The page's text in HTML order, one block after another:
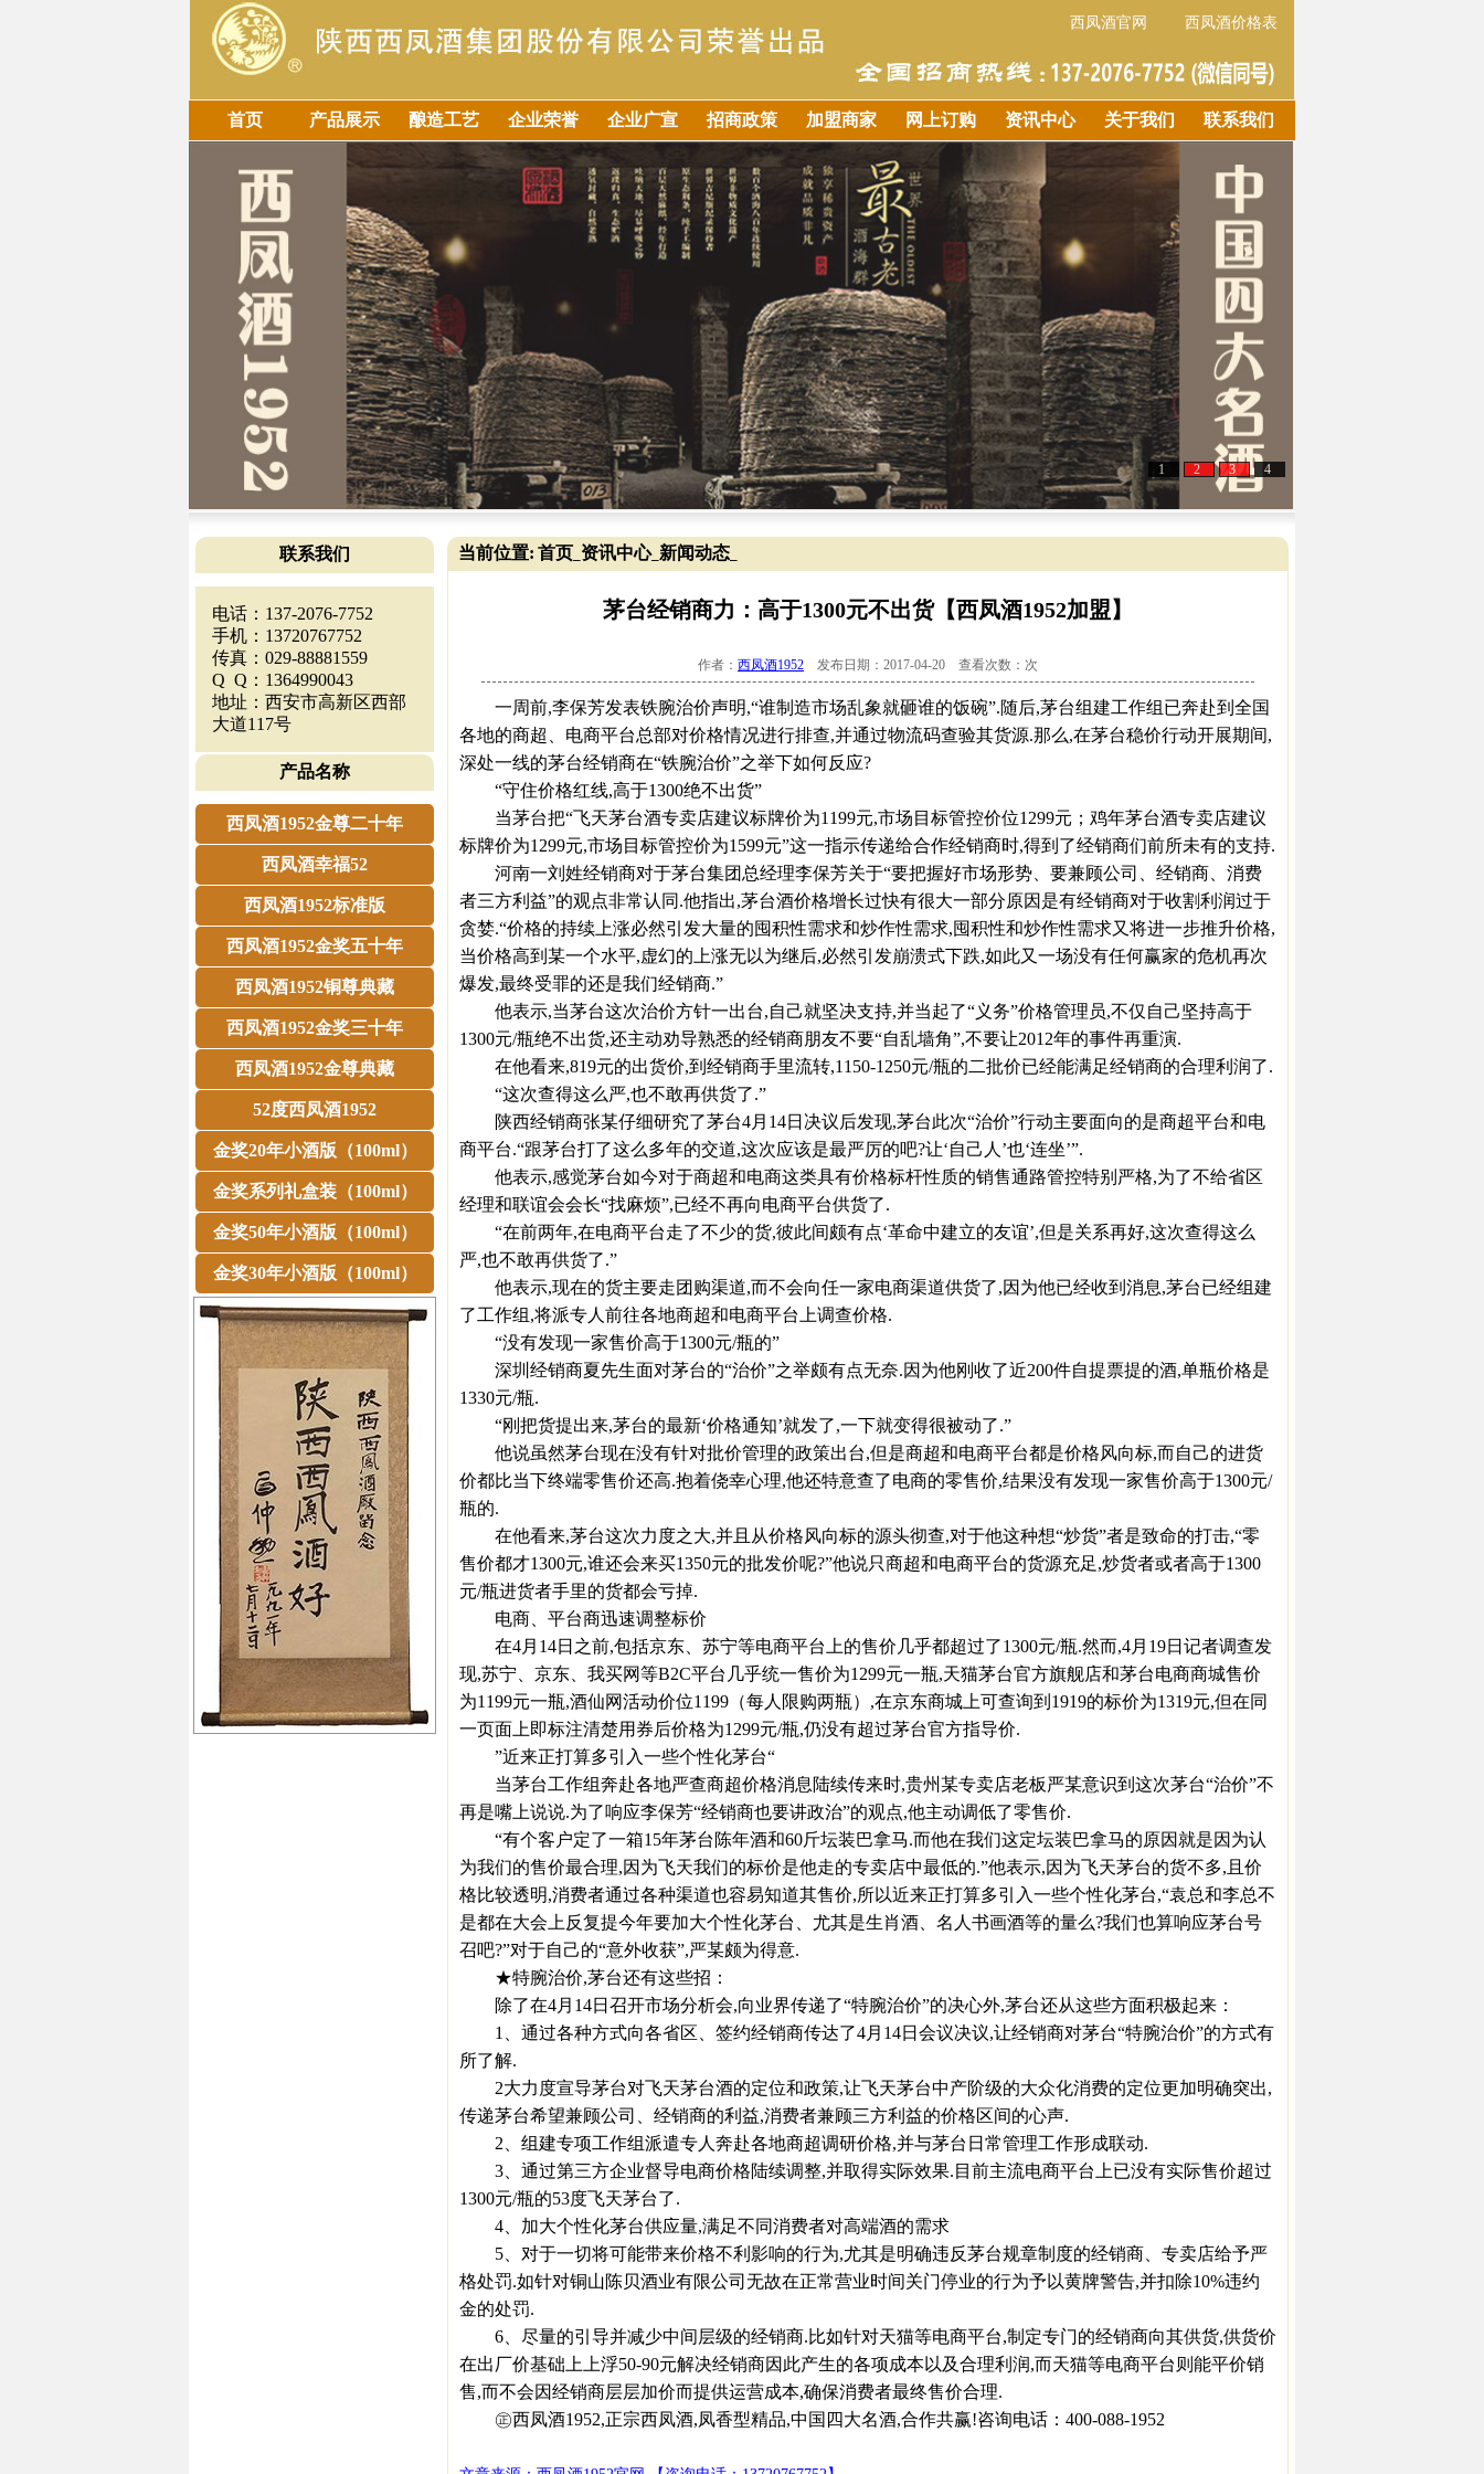
西凤酒官网 西凤酒价格表
首页 产品展示 酿造工艺 企业荣誉 企业广宣 招商政策 加盟商家 网上订购 资讯中心 关于我们 联系我们
1 2 3 4
联系我们
电话：137-2076-7752
手机：13720767752
传真：029-88881559
Q Q：1364990043
地址：西安市高新区西部
大道117号
产品名称
西凤酒1952金尊二十年
西凤酒幸福52
西凤酒1952标准版
西凤酒1952金奖五十年
西凤酒1952铜尊典藏
西凤酒1952金奖三十年
西凤酒1952金尊典藏
52度西凤酒1952
金奖20年小酒版（100ml）
金奖系列礼盒装（100ml）
金奖50年小酒版（100ml）
金奖30年小酒版（100ml）
当前位置: 首页 资讯中心_ 新闻动态
茅台经销商力：高于1300元不出货【西凤酒1952加盟】
作者： 西凤酒1952 发布日期：2017-04-20 查看次数： 次
一周前,李保芳发表铁腕治价声明,“谁制造市场乱象就砸谁的饭碗”.随后,茅台组建工作组已奔赴到全国
各地的商超、电商平台总部对价格情况进行排查,并通过物流码查验其货源.那么,在茅台稳价行动开展期间,
深处一线的茅台经销商在“铁腕治价”之举下如何反应?
“守住价格红线,高于1300绝不出货”
当茅台把“飞天茅台酒专卖店建议标牌价为1199元,市场目标管控价位1299元；鸡年茅台酒专卖店建议
标牌价为1299元,市场目标管控价为1599元”这一指示传递给合作经销商时,得到了经销商们前所未有的支持.
河南一刘姓经销商对于茅台集团总经理李保芳关于“要把握好市场形势、要兼顾公司、经销商、消费
者三方利益”的观点非常认同.他指出,茅台酒价格增长过快有很大一部分原因是有经销商对于收割利润过于
贪婪.“价格的持续上涨必然引发大量的囤积性需求和炒作性需求,囤积性和炒作性需求又将进一步推升价格,
当价格高到某一个水平,虚幻的上涨无以为继后,必然引发崩溃式下跌,如此又一场没有任何赢家的危机再次
爆发,最终受罪的还是我们经销商.”
他表示,当茅台这次治价方针一出台,自己就坚决支持,并当起了“义务”价格管理员,不仅自己坚持高于
1300元/瓶绝不出货,还主动劝导熟悉的经销商朋友不要“自乱墙角”,不要让2012年的事件再重演.
在他看来,819元的出货价,到经销商手里流转,1150-1250元/瓶的二批价已经能满足经销商的合理利润了.
“这次查得这么严,也不敢再供货了.”
陕西经销商张某仔细研究了茅台4月14日决议后发现,茅台此次“治价”行动主要面向的是商超平台和电
商平台.“跟茅台打了这么多年的交道,这次应该是最严厉的吧?让‘自己人’也‘连坐’”.
他表示,感觉茅台如今对于商超和电商这类具有价格标杆性质的销售通路管控特别严格,为了不给省区
经理和联谊会会长“找麻烦”,已经不再向电商平台供货了.
“在前两年,在电商平台走了不少的货,彼此间颇有点‘革命中建立的友谊’,但是关系再好,这次查得这么
严,也不敢再供货了.”
他表示,现在的货主要走团购渠道,而不会向任一家电商渠道供货了,因为他已经收到消息,茅台已经组建
了工作组,将派专人前往各地商超和电商平台上调查价格.
“没有发现一家售价高于1300元/瓶的”
深圳经销商夏先生面对茅台的“治价”之举颇有点无奈.因为他刚收了近200件自提票提的酒,单瓶价格是
1330元/瓶.
“刚把货提出来,茅台的最新‘价格通知’就发了,一下就变得很被动了.”
他说虽然茅台现在没有针对批价管理的政策出台,但是商超和电商平台都是价格风向标,而自己的进货
价都比当下终端零售价还高.抱着侥幸心理,他还特意查了电商的零售价,结果没有发现一家售价高于1300元/
瓶的.
在他看来,茅台这次力度之大,并且从价格风向标的源头彻查,对于他这种想“炒货”者是致命的打击,“零
售价都才1300元,谁还会来买1350元的批发价呢?”他说只商超和电商平台的货源充足,炒货者或者高于1300
元/瓶进货者手里的货都会亏掉.
电商、平台商迅速调整标价
在4月14日之前,包括京东、苏宁等电商平台上的售价几乎都超过了1300元/瓶.然而,4月19日记者调查发
现,苏宁、京东、我买网等B2C平台几乎统一售价为1299元一瓶,天猫茅台官方旗舰店和茅台电商商城售价
为1199元一瓶,酒仙网活动价位1199（每人限购两瓶）,在京东商城上可查询到1919的标价为1319元,但在同
一页面上即标注清楚用券后价格为1299元/瓶,仍没有超过茅台官方指导价.
”近来正打算多引入一些个性化茅台“
当茅台工作组奔赴各地严查商超价格消息陆续传来时,贵州某专卖店老板严某意识到这次茅台“治价”不
再是嘴上说说.为了响应李保芳“经销商也要讲政治”的观点,他主动调低了零售价.
“有个客户定了一箱15年茅台陈年酒和60斤坛装巴拿马.而他在我们这定坛装巴拿马的原因就是因为认
为我们的售价最合理,因为飞天我们的标价是他走的专卖店中最低的.”他表示,因为飞天茅台的货不多,且价
格比较透明,消费者通过各种渠道也容易知道其售价,所以近来正打算多引入一些个性化茅台,“袁总和李总不
是都在大会上反复提今年要加大个性化茅台、尤其是生肖酒、名人书画酒等的量么?我们也算响应茅台号
召吧?”对于自己的“意外收获”,严某颇为得意.
★特腕治价,茅台还有这些招：
除了在4月14日召开市场分析会,向业界传递了“特腕治价”的决心外,茅台还从这些方面积极起来：
1、通过各种方式向各省区、签约经销商传达了4月14日会议决议,让经销商对茅台“特腕治价”的方式有
所了解.
2大力度宣导茅台对飞天茅台酒的定位和政策,让飞天茅台中产阶级的大众化消费的定位更加明确突出,
传递茅台希望兼顾公司、经销商的利益,消费者兼顾三方利益的价格区间的心声.
2、组建专项工作组派遣专人奔赴各地商超调研价格,并与茅台日常管理工作形成联动.
3、通过第三方企业督导电商价格陆续调整,并取得实际效果.目前主流电商平台上已没有实际售价超过
1300元/瓶的53度飞天茅台了.
4、加大个性化茅台供应量,满足不同消费者对高端酒的需求
5、对于一切将可能带来价格不利影响的行为,尤其是明确违反茅台规章制度的经销商、专卖店给予严
格处罚.如针对铜山陈贝酒业有限公司无故在正常营业时间关门停业的行为予以黄牌警告,并扣除10%违约
金的处罚.
6、尽量的引导并减少中间层级的经销商.比如针对天猫等电商平台,制定专门的经销商向其供货,供货价
在出厂价基础上上浮50-90元解决经销商因此产生的各项成本以及合理利润,而天猫等电商平台则能平价销
售,而不会因经销商层层加价而提供运营成本,确保消费者最终售价合理.
㊣西凤酒1952,正宗西凤酒,凤香型精品,中国四大名酒,合作共赢!咨询电话：400-088-1952